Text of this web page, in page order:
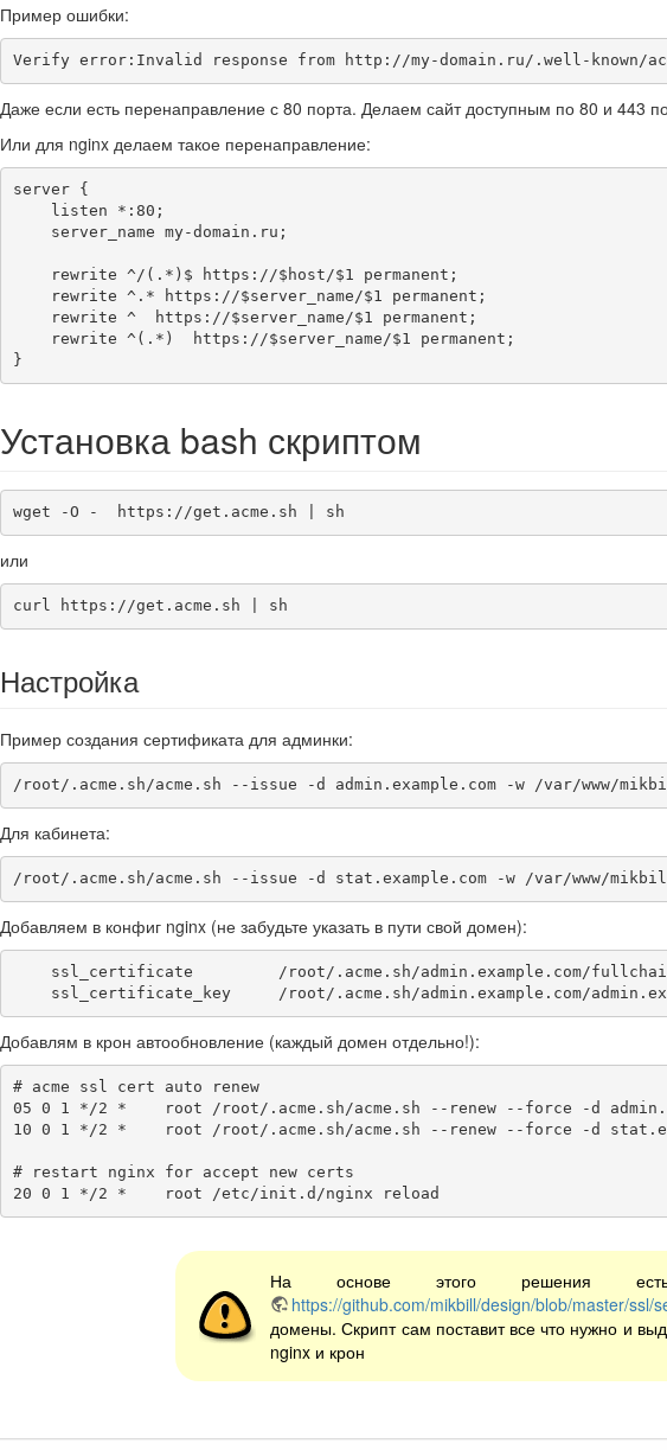
Пример ошибки:
Verify error:Invalid response from http://my-domain.ru/.well-known/acme-
Даже если есть перенаправление с 80 порта. Делаем сайт доступным по 80 и 443
Или для nginx делаем такое перенаправление:
server {
}
Установка bash скриптом
wget -O -  https://get.acme.sh | sh
или
curl https://get.acme.sh | sh
Настройка
Пример создания сертификата для админки:
/root/.acme.sh/acme.sh --issue -d admin.example.com -w /var/www/
Для кабинета:
/root/.acme.sh/acme.sh --issue -d stat.example.com -w /var/www/
Добавляем в конфиг nginx (не забудьте указать в пути свой домен):
ssl_certificate_key     /root/.acme.sh/admin.example.com/
Добавлям в крон автообновление (каждый домен отдельно!):
# acme ssl cert auto renew
05 0 1 */2 *	root /root/.acme.sh/acme.sh --renew --force -d admin.example.com
10 0 1 */2 *	root /root/.acme.sh/acme.sh --renew --force -d stat.example.com
# restart nginx for accept new certs
20 0 1 */2 *	root /etc/init.d/nginx reload
На основе этого решения есть
https://github.com/mikbill/design/blob/master/ssl/
домены. Скрипт сам поставит все что нужно и
nginx и крон